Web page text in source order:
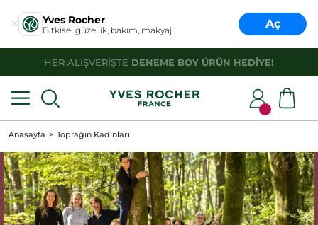
Yves Rocher
Bitkisel güzellik, bakım, makyaj Aç
HER ALIŞVERİŞTE DENEME BOY ÜRÜN HEDİYE!
Anasayfa Toprağın Kadınları